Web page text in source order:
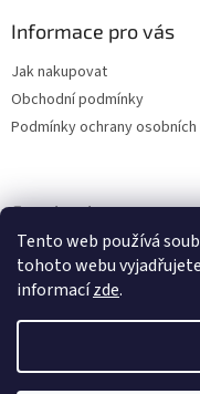
Tento web používá
tohoto webu
informacízde.
Informace pro vás
Jak nakupovat
Obchodní podmínky
Podmínky ochrany osobních
Facebook